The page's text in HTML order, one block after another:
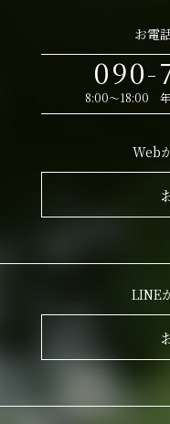
お電
090-
8:00～18:00 年
Web
LINE